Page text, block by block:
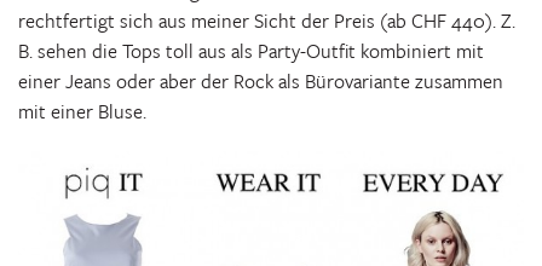
rechtfertigt sich aus meiner Sicht der Preis (ab CHF 440). Z.
B. sehen die Tops toll aus als Party-Outfit kombiniert mit
einer Jeans oder aber der Rock als Bürovariante zusammen
mit einer Bluse.